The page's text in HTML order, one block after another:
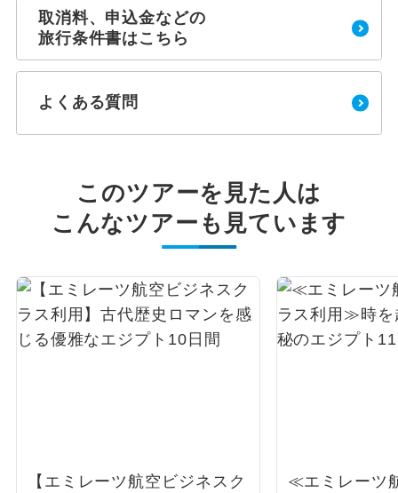
取消料、申込金などの
旅行条件書はこちら
よくある質問
このツアーを見た人は
こんなツアーも見ています
【エミレーツ航空ビジネスク
≪エミレーツ